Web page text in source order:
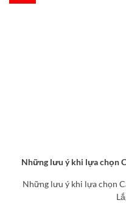
Những lưu ý khi lựa chọn
Những lưu ý khi lựa chọn